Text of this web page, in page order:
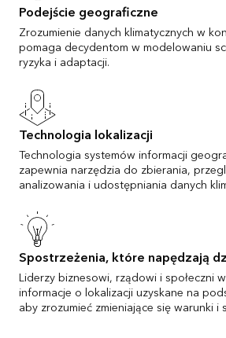
Podejście geograficzne
Zrozumienie danych klimatycznych w
pomaga decydentom w modelowaniu
ryzyka i adaptacji.
Technologia lokalizacji
Technologia systemów informacji
zapewnia narzędzia do zbierania,
analizowania i udostępniania danych
Spostrzeżenia, które napędzają
Liderzy biznesowi, rządowi i społeczni
informacje o lokalizacji uzyskane na
aby zrozumieć zmieniające się warunki i